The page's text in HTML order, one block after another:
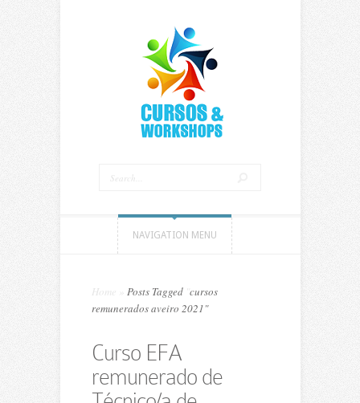
NAVIGATION MENU
Home Posts Tagged cursos
remunerados aveiro 2021"
Curso EFA
remunerado de